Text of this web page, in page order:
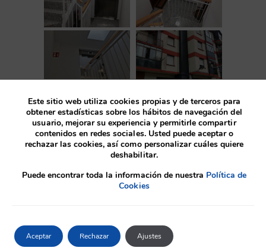
Antes
Este sitio web utiliza cookies propias y de terceros para
obtener estadísticas sobre los hábitos de navegación del
usuario, mejorar su experiencia y permitirle compartir
contenidos en redes sociales. Usted puede aceptar o
rechazar las cookies, así como personalizar cuáles quiere
deshabilitar.
Puede encontrar toda la información de nuestra Política de
Cookies
Aceptar Rechazar Ajustes